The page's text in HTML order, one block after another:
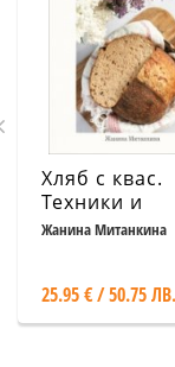
Хляб с квас.
Техники и
рецепти
Жанина Митанкина
25.95 € / 50.75 ЛВ.